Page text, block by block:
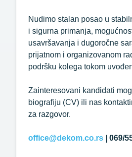
Nudimo stalan posao u
i sigurna primanja,
usavršavanja i dugoročne
prijatnom i organizovanom
podršku kolega tokom
Zainteresovani kandidati
biografiju (CV) ili nas
za razgovor.
office@dekom.co.rs | 069/